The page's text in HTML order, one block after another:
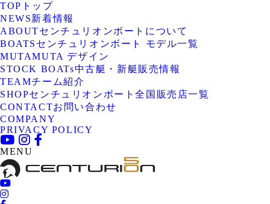
TOP トップ
NEWS新着情報
ABOUTセンチュリオンボートについて
BOATS センチュリオンボート モデル一覧
MUTAMUTA デザイン
STOCK BOATs中古艇・新艇販売情報
TEAMチーム紹介
SHOPセンチュリオンボート全国販売店一覧
CONTACTお問い合わせ
COMPANY
PRIVACY POLICY
MENU